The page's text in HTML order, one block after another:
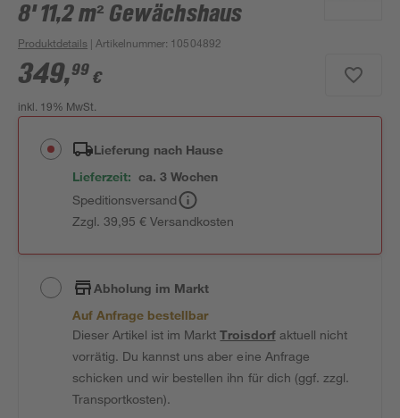
8' 11,2 m² Gewächshaus
Produktdetails | Artikelnummer: 10504892
349,99 €
inkl. 19% MwSt.
Lieferung nach Hause
Lieferzeit: ca. 3 Wochen
Speditionsversand
Zzgl. 39,95 € Versandkosten
Abholung im Markt
Auf Anfrage bestellbar
Dieser Artikel ist im MarktTroisdorfaktuell nicht
vorrätig. Du kannst uns aber eine Anfrage
schicken und wir bestellen ihn für dich (ggf. zzgl.
Transportkosten).